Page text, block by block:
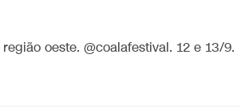
oeste. @coalafestival. 12 e 13/9.